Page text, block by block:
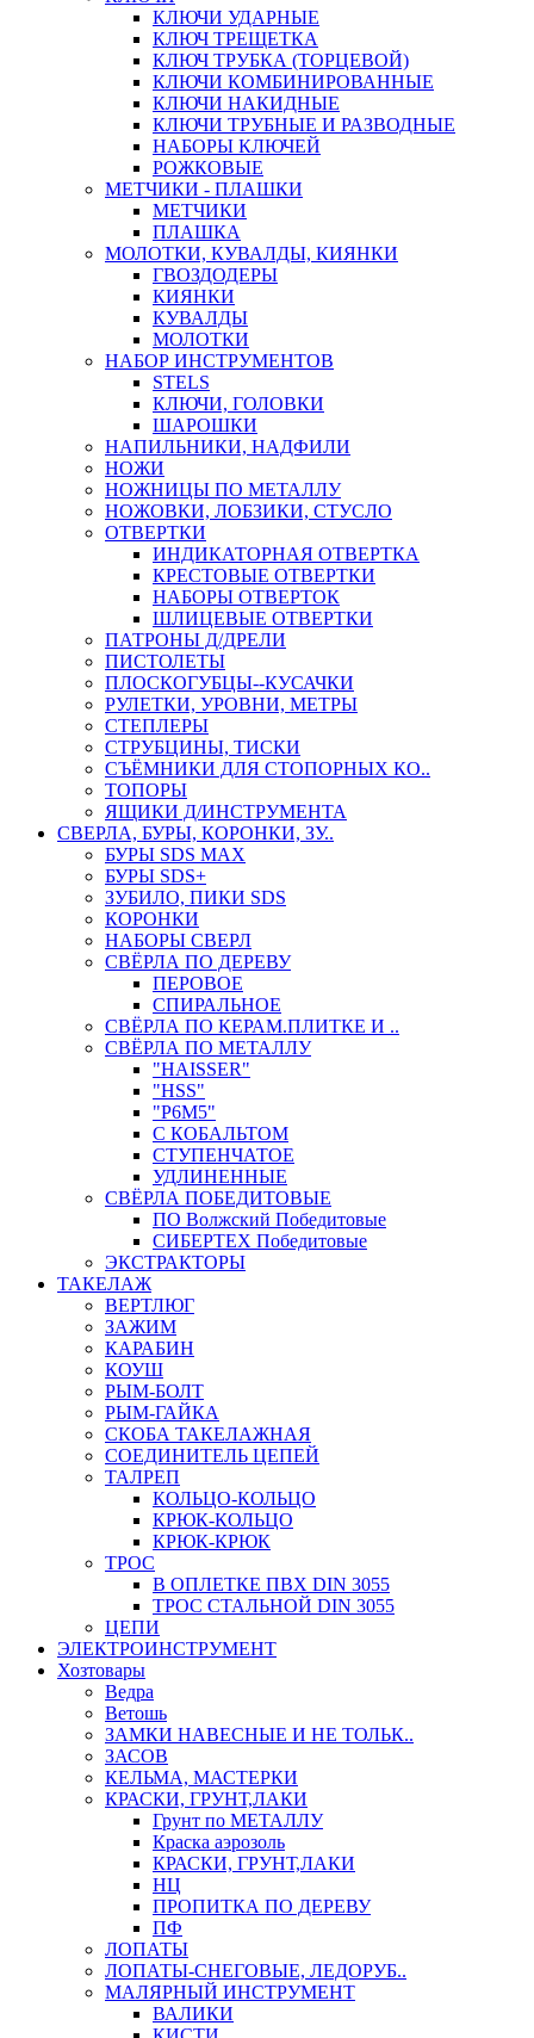
КЛЮЧИ УДАРНЫЕ
КЛЮЧ ТРЕЩЕТКА
КЛЮЧ ТРУБКА (ТОРЦЕВОЙ)
КЛЮЧИ КОМБИНИРОВАННЫЕ
КЛЮЧИ НАКИДНЫЕ
КЛЮЧИ ТРУБНЫЕ И РАЗВОДНЫЕ
НАБОРЫ КЛЮЧЕЙ
РОЖКОВЫЕ
МЕТЧИКИ - ПЛАШКИ
МЕТЧИКИ
ПЛАШКА
МОЛОТКИ, КУВАЛДЫ, КИЯНКИ
ГВОЗДОДЕРЫ
КИЯНКИ
КУВАЛДЫ
МОЛОТКИ
НАБОР ИНСТРУМЕНТОВ
STELS
КЛЮЧИ, ГОЛОВКИ
ШАРОШКИ
НАПИЛЬНИКИ, НАДФИЛИ
НОЖИ
НОЖНИЦЫ ПО МЕТАЛЛУ
НОЖОВКИ, ЛОБЗИКИ, СТУСЛО
ОТВЕРТКИ
ИНДИКАТОРНАЯ ОТВЕРТКА
КРЕСТОВЫЕ ОТВЕРТКИ
НАБОРЫ ОТВЕРТОК
ШЛИЦЕВЫЕ ОТВЕРТКИ
ПАТРОНЫ Д/ДРЕЛИ
ПИСТОЛЕТЫ
ПЛОСКОГУБЦЫ--КУСАЧКИ
РУЛЕТКИ, УРОВНИ, МЕТРЫ
СТЕПЛЕРЫ
СТРУБЦИНЫ, ТИСКИ
СЪЁМНИКИ ДЛЯ СТОПОРНЫХ КО..
ТОПОРЫ
ЯЩИКИ Д/ИНСТРУМЕНТА
СВЕРЛА, БУРЫ, КОРОНКИ, ЗУ..
БУРЫ SDS MAX
БУРЫ SDS+
ЗУБИЛО, ПИКИ SDS
КОРОНКИ
НАБОРЫ СВЕРЛ
СВЁРЛА ПО ДЕРЕВУ
ПЕРОВОЕ
СПИРАЛЬНОЕ
СВЁРЛА ПО КЕРАМ.ПЛИТКЕ И ..
СВЁРЛА ПО МЕТАЛЛУ
"HAISSER"
"HSS"
"Р6М5"
С КОБАЛЬТОМ
СТУПЕНЧАТОЕ
УДЛИНЕННЫЕ
СВЁРЛА ПОБЕДИТОВЫЕ
ПО Волжский Победитовые
СИБЕРТЕХ Победитовые
ЭКСТРАКТОРЫ
ТАКЕЛАЖ
ВЕРТЛЮГ
ЗАЖИМ
КАРАБИН
КОУШ
РЫМ-БОЛТ
РЫМ-ГАЙКА
СКОБА ТАКЕЛАЖНАЯ
СОЕДИНИТЕЛЬ ЦЕПЕЙ
ТАЛРЕП
КОЛЬЦО-КОЛЬЦО
КРЮК-КОЛЬЦО
КРЮК-КРЮК
ТРОС
В ОПЛЕТКЕ ПВХ DIN 3055
ТРОС СТАЛЬНОЙ DIN 3055
ЦЕПИ
ЭЛЕКТРОИНСТРУМЕНТ
Хозтовары
Ведра
Ветошь
ЗАМКИ НАВЕСНЫЕ И НЕ ТОЛЬК..
ЗАСОВ
КЕЛЬМА, МАСТЕРКИ
КРАСКИ, ГРУНТ,ЛАКИ
Грунт по МЕТАЛЛУ
Краска аэрозоль
КРАСКИ, ГРУНТ,ЛАКИ
НЦ
ПРОПИТКА ПО ДЕРЕВУ
ПФ
ЛОПАТЫ
ЛОПАТЫ-СНЕГОВЫЕ, ЛЕДОРУБ..
МАЛЯРНЫЙ ИНСТРУМЕНТ
ВАЛИКИ